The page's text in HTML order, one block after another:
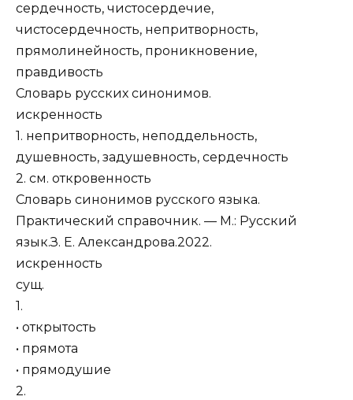
сердечность, чистосердечие,
чистосердечность, непритворность,
прямолинейность, проникновение,
правдивость
Словарь русских синонимов.
искренность
1. непритворность, неподдельность,
душевность, задушевность, сердечность
2. см. откровенность
Словарь синонимов русского языка.
Практический справочник. — М.: Русский
язык.З. Е. Александрова.2022.
искренность
сущ.
1.
• открытость
• прямота
• прямодушие
2.